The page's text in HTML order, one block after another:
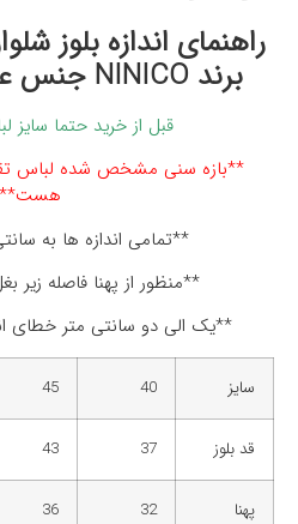
راهنمای اندازه بلوز
برند NINICO جنس عالی 2 تا 10 سال
قبل از خرید حتما سایز
**بازه سنی مشخص شده لباس
هست**
**تمامی اندازه ها به
**منظور از پهنا فاصله زیر
**یک الی دو سانتی متر خطای
سایز 40
45
قد بلوز 37
43
پهنا 32
36